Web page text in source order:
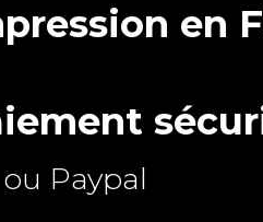
en
Paypal